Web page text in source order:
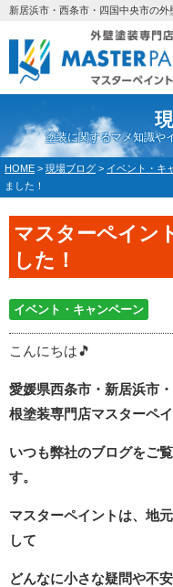
新居浜市・西条市・四国中央市の
塗装に関するマメ知識や
HOME > 現場ブログ > イベント・キ
ました！
マスターペイン
した！
イベント・キャンペーン
こんにちは🎵
愛媛県西条市・新居浜市
根塗装専門店マスターペ
いつも弊社のブログをご
す。
マスターペイントは、地
して
どんなに小さな疑問や不